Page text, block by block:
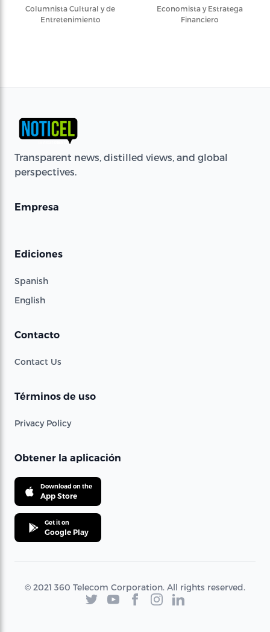
Columnista Cultural y de
Entretenimiento
Economista y Estratega
Financiero
Transparent news, distilled views, and global
perspectives.
Empresa
Ediciones
Spanish
English
Contacto
Contact Us
Términos de uso
Privacy Policy
Obtener la aplicación
Download on the
App Store
Get it on
Google Play
© 2021 360 Telecom Corporation. All rights reserved.